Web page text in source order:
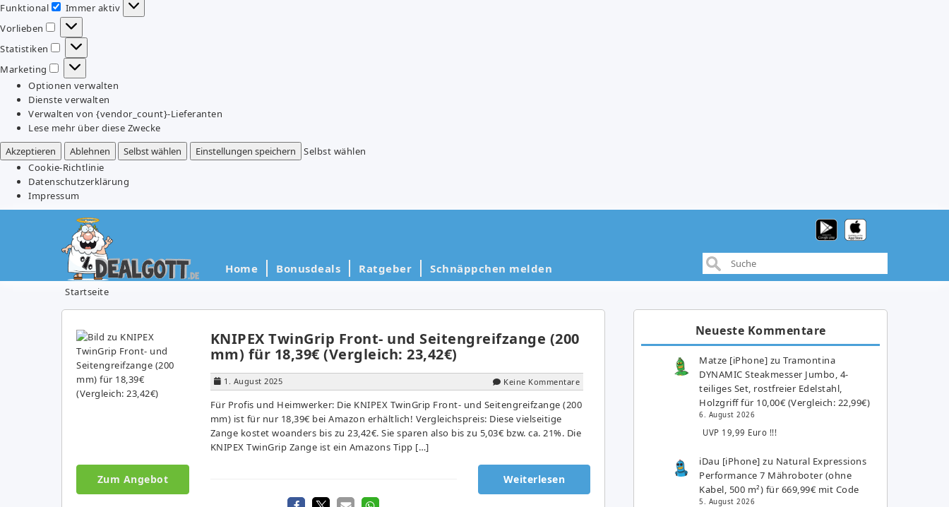
Funktional
Funktional
Immer aktiv
Vorlieben
Vorlieben
Statistiken
Statistiken
Marketing
Marketing
Optionen verwalten
Dienste verwalten
Verwalten von {vendor_count}-Lieferanten
Lese mehr über diese Zwecke
Akzeptieren
Ablehnen Selbst wählen Einstellungen speichern
Selbst wählen
Cookie-Richtlinie
Datenschutzerklärung
Impressum
Home Bonusdeals Ratgeber Schnäppchen melden
Startseite
KNIPEX TwinGrip Front- und Seitengreifzange (200
mm) für 18,39€ (Vergleich: 23,42€)
1. August 2025 Keine Kommentare
Für Profis und Heimwerker: Die KNIPEX TwinGrip Front- und Seitengreifzange (200
mm) ist für nur 18,39€ bei Amazon erhältlich! Vergleichspreis: Diese vielseitige
Zange kostet woanders bis zu 23,42€. Sie sparen also bis zu 5,03€ bzw. ca. 21%. Die
KNIPEX TwinGrip Zange ist ein Amazons Tipp […]
Zum Angebot Weiterlesen
Neueste Kommentare
Matze [iPhone] zuTramontina
DYNAMIC Steakmesser Jumbo, 4-
teiliges Set, rostfreier Edelstahl,
Holzgriff für 10,00€ (Vergleich: 22,99€)
6. August 2026
UVP 19,99 Euro !!!
iDau [iPhone] zu Natural Expressions
Performance 7 Mähroboter (ohne
Kabel, 500 m²) für 669,99€ mit Code
5. August 2026